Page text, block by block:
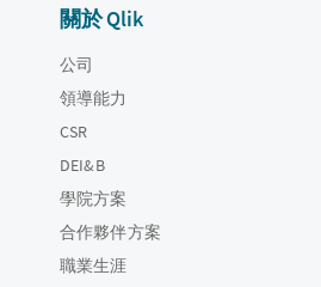
關於 Qlik
公司
領導能力
CSR
DEI&B
學院方案
合作夥伴方案
職業生涯